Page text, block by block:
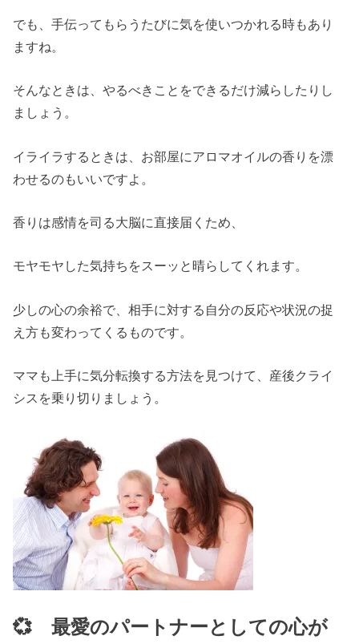
でも、手伝ってもらうたびに気を使いつかれる時もあり
ますね。
そんなときは、やるべきことをできるだけ減らしたりし
ましょう。
イライラするときは、お部屋にアロマオイルの香りを漂
わせるのもいいですよ。
香りは感情を司る大脳に直接届くため、
モヤモヤした気持ちをスーッと晴らしてくれます。
少しの心の余裕で、相手に対する自分の反応や状況の捉
え方も変わってくるものです。
ママも上手に気分転換する方法を見つけて、産後クライ
シスを乗り切りましょう。
💞 最愛のパートナーとしての心が